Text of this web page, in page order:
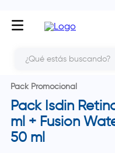
Pack Promocional
Pack Isdin
ml + Fusion
50 ml